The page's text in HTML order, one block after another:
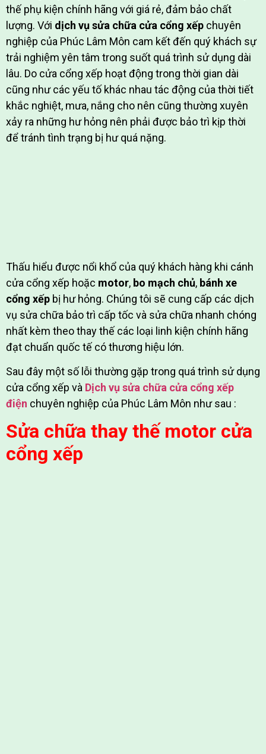
thế phụ kiện chính hãng với giá rẻ, đảm bảo chất
lượng. Với dịch vụ sửa chữa cửa cổng xếp chuyên
nghiệp của Phúc Lâm Môn cam kết đến quý khách sự
trải nghiệm yên tâm trong suốt quá trình sử dụng dài
lâu. Do cửa cổng xếp hoạt động trong thời gian dài
cũng như các yếu tố khác nhau tác động của thời tiết
khắc nghiệt, mưa, nắng cho nên cũng thường xuyên
xảy ra những hư hỏng nên phải được bảo trì kịp thời
để tránh tình trạng bị hư quá nặng.
Thấu hiểu được nổi khổ của quý khách hàng khi cánh
cửa cổng xếp hoặc motor, bo mạch chủ, bánh xe
cổng xếp bị hư hỏng. Chúng tôi sẽ cung cấp các dịch
vụ sửa chữa bảo trì cấp tốc và sửa chữa nhanh chóng
nhất kèm theo thay thế các loại linh kiện chính hãng
đạt chuẩn quốc tế có thương hiệu lớn.
Sau đây một số lỗi thường gặp trong quá trình sử dụng
cửa cổng xếp và Dịch vụ sửa chữa cửa cổng xếp
điện chuyên nghiệp của Phúc Lâm Môn như sau :
Sửa chữa thay thế motor cửa
cổng xếp